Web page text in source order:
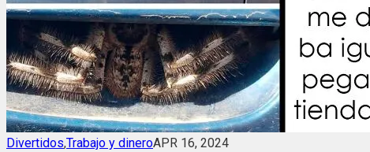
Divertidos,Trabajo y dineroAPR 16, 2024